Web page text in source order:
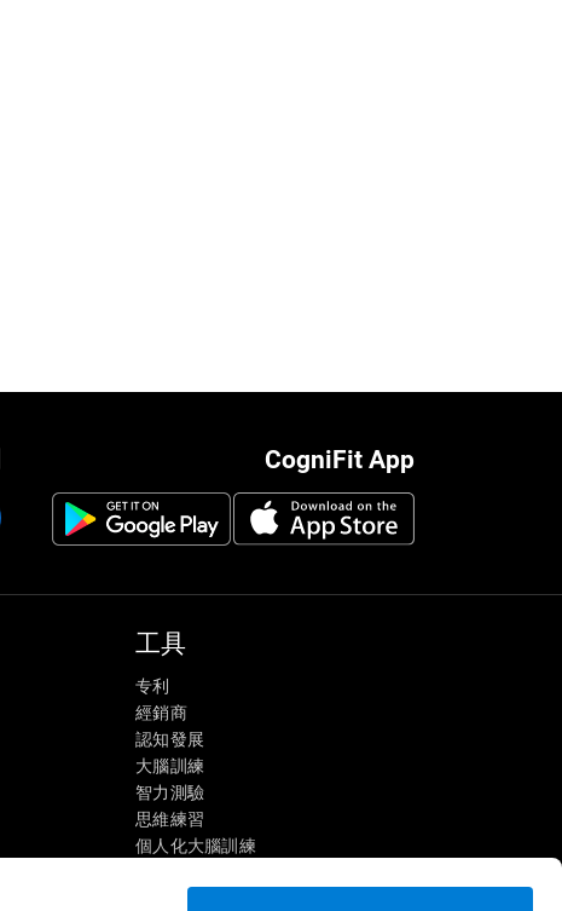
CogniFit App
工具
专利
經銷商
認知發展
大腦訓練
智力測驗
思維練習
個人化大腦訓練